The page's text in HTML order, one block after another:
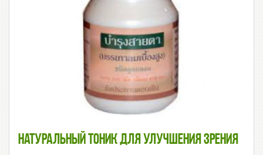
Натуральный Тоник Для Улучшения Зрения